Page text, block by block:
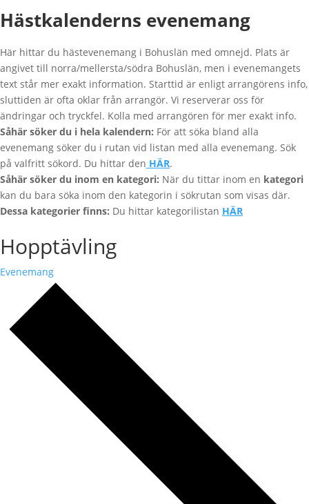
Hästkalenderns evenemang
Här hittar du hästevenemang i Bohuslän med omnejd. Plats är
angivet till norra/mellersta/södra Bohuslän, men i evenemangets
text står mer exakt information. Starttid är enligt arrangörens info,
sluttiden är ofta oklar från arrangör. Vi reserverar oss för
ändringar och tryckfel. Kolla med arrangören för mer exakt info.
Såhär söker du i hela kalendern: För att söka bland alla
evenemang söker du i rutan vid listan med alla evenemang. Sök
på valfritt sökord. Du hittar den HÄR.
Såhär söker du inom en kategori: När du tittar inom en kategori
kan du bara söka inom den kategorin i sökrutan som visas där.
Dessa kategorier finns: Du hittar kategorilistan HÄR
Hopptävling
Evenemang